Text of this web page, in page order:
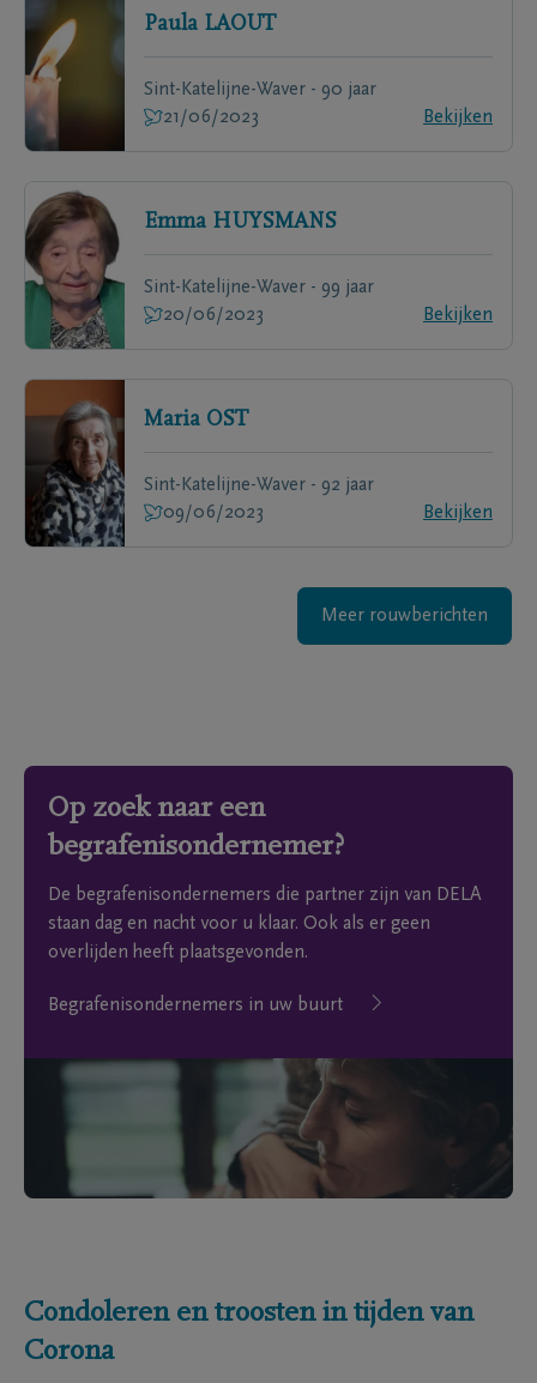
Paula LAOUT
Sint-Katelijne-Waver - 90 jaar
21/06/2023
Bekijken
Emma HUYSMANS
Sint-Katelijne-Waver - 99 jaar
20/06/2023
Bekijken
Maria OST
Sint-Katelijne-Waver - 92 jaar
09/06/2023
Bekijken
Meer rouwberichten
Op zoek naar een
begrafenisondernemer?
De begrafenisondernemers die partner zijn van DELA
staan dag en nacht voor u klaar. Ook als er geen
overlijden heeft plaatsgevonden.
Begrafenisondernemers in uw buurt
Condoleren en troosten in tijden van
Corona